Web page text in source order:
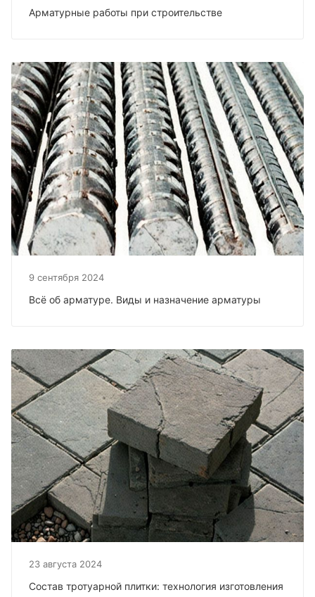
Арматурные работы при строительстве
9 сентября 2024
Всё об арматуре. Виды и назначение арматуры
23 августа 2024
Состав тротуарной плитки: технология изготовления